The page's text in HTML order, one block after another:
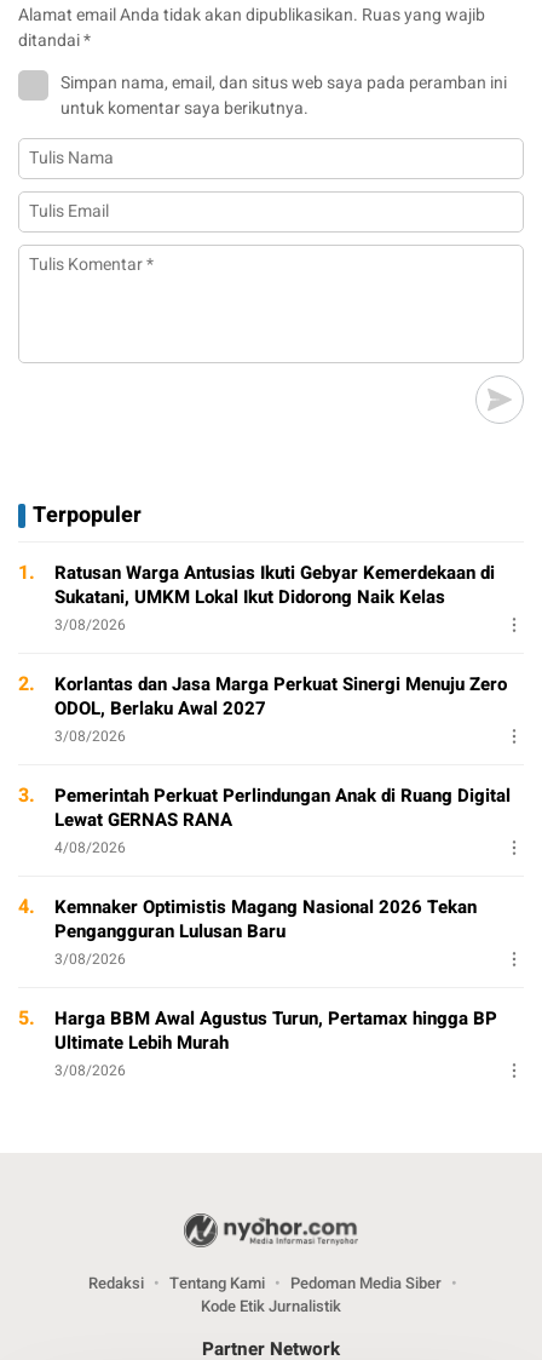
Alamat email Anda tidak akan dipublikasikan. Ruas yang wajib
ditandai*
Simpan nama, email, dan situs web saya pada peramban ini
untuk komentar saya berikutnya.
Terpopuler
1.
Ratusan Warga Antusias Ikuti Gebyar Kemerdekaan di
Sukatani, UMKM Lokal Ikut Didorong Naik Kelas
3/08/2026
2.
Korlantas dan Jasa Marga Perkuat Sinergi Menuju Zero
ODOL, Berlaku Awal 2027
3/08/2026
3.
Pemerintah Perkuat Perlindungan Anak di Ruang Digital
Lewat GERNAS RANA
4/08/2026
4.
Kemnaker Optimistis Magang Nasional 2026 Tekan
Pengangguran Lulusan Baru
3/08/2026
5.
Harga BBM Awal Agustus Turun, Pertamax hingga BP
Ultimate Lebih Murah
3/08/2026
Redaksi Tentang Kami
Pedoman Media Siber
Kode Etik Jurnalistik
Partner Network